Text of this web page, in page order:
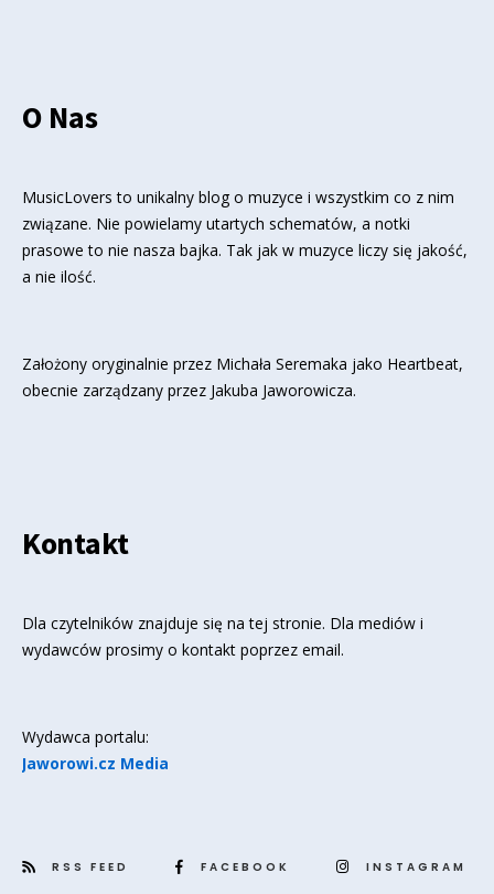
O Nas
MusicLovers to unikalny blog o muzyce i wszystkim co z nim
związane. Nie powielamy utartych schematów, a notki
prasowe to nie nasza bajka. Tak jak w muzyce liczy się jakość,
a nie ilość.
Założony oryginalnie przez Michała Seremaka jako Heartbeat,
obecnie zarządzany przez Jakuba Jaworowicza.
Kontakt
Dla czytelników znajduje się na tej stronie. Dla mediów i
wydawców prosimy o kontakt poprzez email.
Wydawca portalu:
Jaworowi.cz Media
RSS FEED FACEBOOK INSTAGRAM